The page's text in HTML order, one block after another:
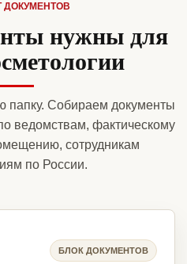
ДОКУМЕНТОВ
нужны для
папку. Собираем документы
ведомствам, фактическому
сотрудникам
по России.
БЛОК ДОКУМЕНТОВ